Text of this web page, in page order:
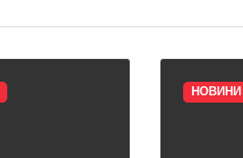
НОВИНИ